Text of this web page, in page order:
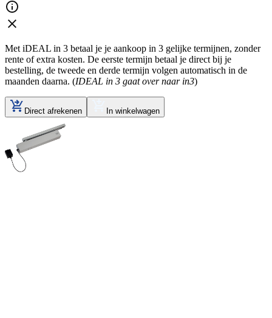
Met iDEAL in 3 betaal je je aankoop in 3 gelijke termijnen, zonder
rente of extra kosten. De eerste termijn betaal je direct bij je
bestelling, de tweede en derde termijn volgen automatisch in de
maanden daarna. (IDEAL in 3 gaat over naar in3)
Direct afrekenen In winkelwagen